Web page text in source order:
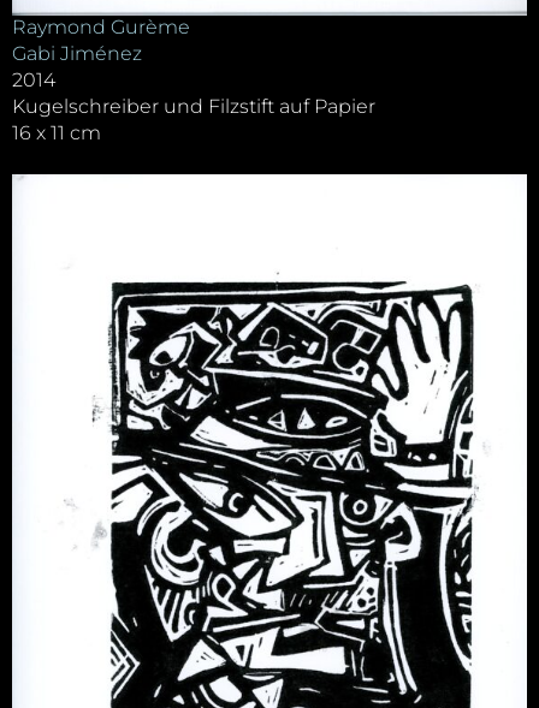
Raymond Gurème
Gabi Jiménez
2014
Kugelschreiber und Filzstift auf Papier
16 x 11 cm